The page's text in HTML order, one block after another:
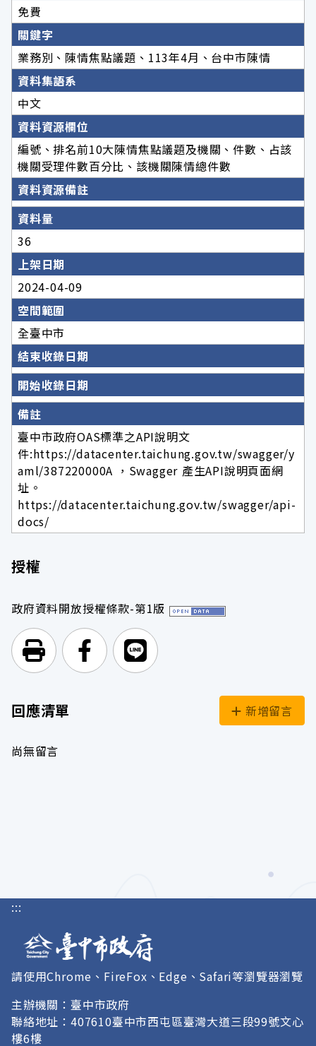
免費
關鍵字
業務別、陳情焦點議題、113年4月、台中市陳情
資料集語系
中文
資料資源欄位
編號、排名前10大陳情焦點議題及機關、件數、占該
機關受理件數百分比、該機關陳情總件數
資料資源備註
資料量
36
上架日期
2024-04-09
空間範圍
全臺中市
結束收錄日期
開始收錄日期
備註
臺中市政府OAS標準之API說明文
件:https://datacenter.taichung.gov.tw/swagger/y
aml/387220000A ，Swagger 產生API說明頁面網
址。
https://datacenter.taichung.gov.tw/swagger/api-
docs/
授權
政府資料開放授權條款-第1版
列印頁面前往Facebook
前往Line
回應清單 新增留言
尚無留言
:::
請使用Chrome、FireFox、Edge、Safari等瀏覽器瀏覽
主辦機關：臺中市政府
聯絡地址：407610臺中市西屯區臺灣大道三段99號文心
樓6樓